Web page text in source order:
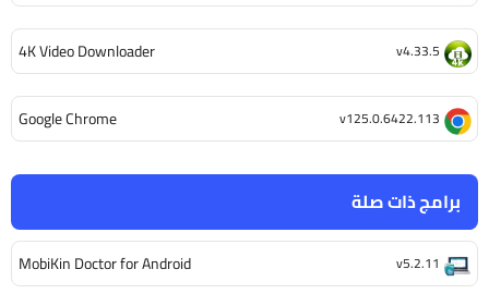
برامج ذات صلة
MobiKin Doctor for Android v5.2.11
4K Video Downloader v4.33.5
Google Chrome v125.0.6422.113